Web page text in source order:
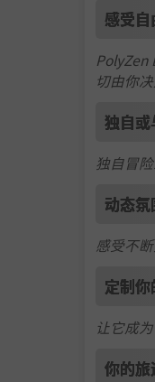
感受自
PolyZen
切由你
独自或
独自冒
动态
感受不
定制
让它成
你的旅